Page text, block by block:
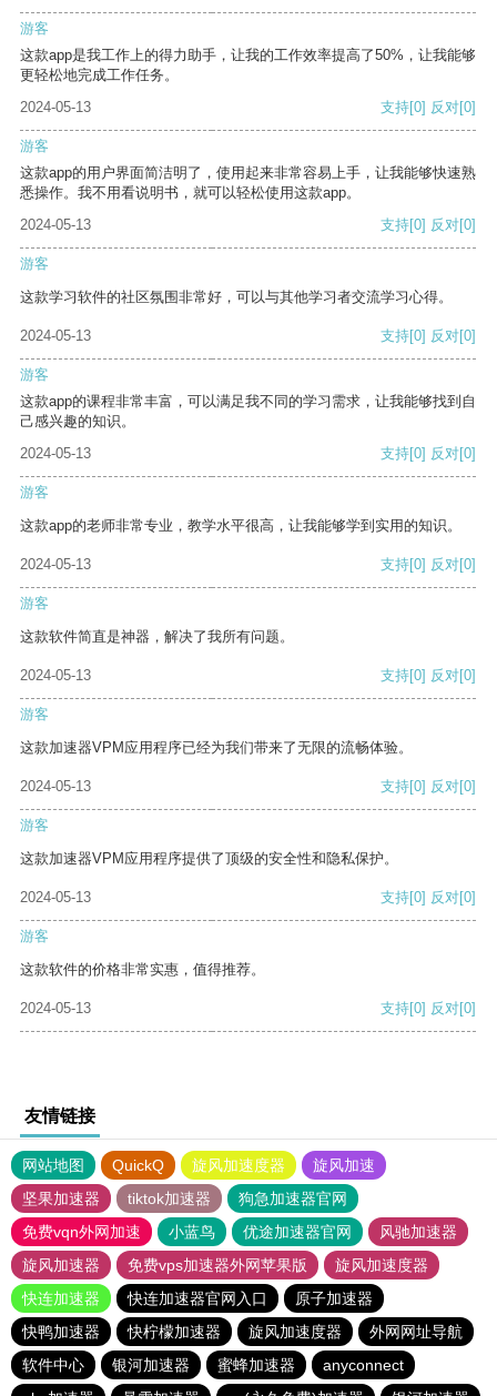
游客
这款app是我工作上的得力助手，让我的工作效率提高了50%，让我能够
更轻松地完成工作任务。
2024-05-13
支持[0] 反对[0]
游客
这款app的用户界面简洁明了，使用起来非常容易上手，让我能够快速熟
悉操作。我不用看说明书，就可以轻松使用这款app。
2024-05-13
支持[0] 反对[0]
游客
这款学习软件的社区氛围非常好，可以与其他学习者交流学习心得。
2024-05-13 支持[0] 反对[0]
游客
这款app的课程非常丰富，可以满足我不同的学习需求，让我能够找到自
己感兴趣的知识。
2024-05-13
支持[0] 反对[0]
游客
这款app的老师非常专业，教学水平很高，让我能够学到实用的知识。
2024-05-13 支持[0] 反对[0]
游客
这款软件简直是神器，解决了我所有问题。
2024-05-13 支持[0] 反对[0]
游客
这款加速器VPM应用程序已经为我们带来了无限的流畅体验。
2024-05-13 支持[0] 反对[0]
游客
这款加速器VPM应用程序提供了顶级的安全性和隐私保护。
2024-05-13 支持[0] 反对[0]
游客
这款软件的价格非常实惠，值得推荐。
2024-05-13 支持[0] 反对[0]
友情链接
网站地图 QuickQ 旋风加速度器
旋风加速
坚果加速器
tiktok加速器
狗急加速器官网
免费vqn外网加速
小蓝鸟 优途加速器官网
风驰加速器
旋风加速器
免费vps加速器外网苹果版
旋风加速度器
快连加速器
快连加速器官网入口
原子加速器
快鸭加速器
快柠檬加速器 旋风加速度器
外网网址导航
软件中心
银河加速器 蜜蜂加速器
anyconnect